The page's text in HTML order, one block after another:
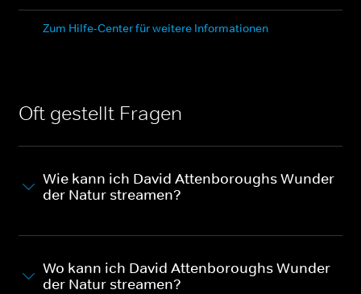
Zum Hilfe-Center für weitere Informationen
Oft gestellt Fragen
Wie kann ich David Attenboroughs Wunder
der Natur streamen?
Wo kann ich David Attenboroughs Wunder
der Natur streamen?